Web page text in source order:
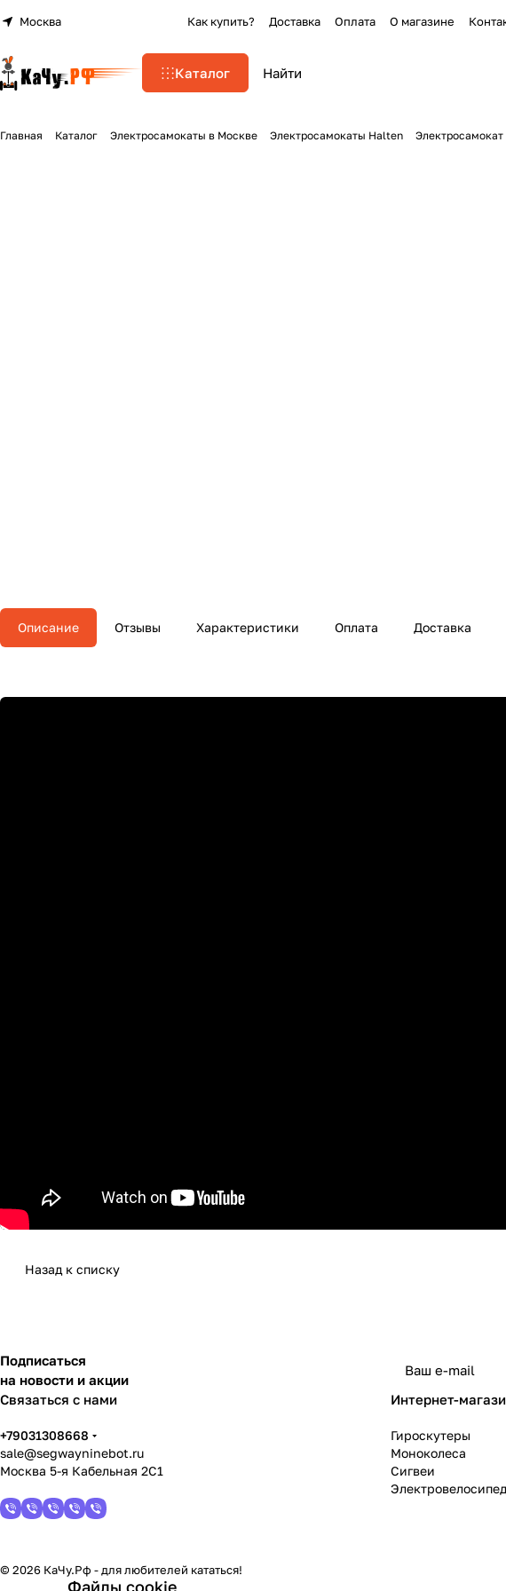
Москва Как купить? Доставка Оплата О магазине
Каталог
Главная Каталог Электросамокаты в Москве Электросамокаты Halten
Описание Отзывы Характеристики Оплата Доставка
Назад к списку
Подписаться
на новости и акции
Связаться с нами
+79031308668
sale@segwayninebot.ru
Москва 5-я Кабельная 2С1
Интернет-
Гироскутеры
Моноколеса
Сигвеи
© 2026 КаЧу.Рф - для любителей кататься!
Файлы cookie